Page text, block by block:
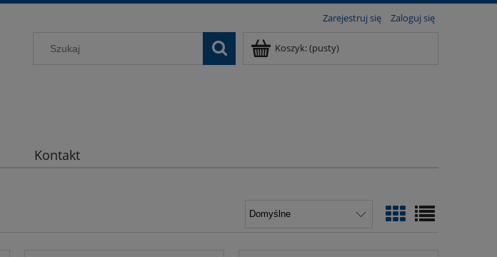
Zarejestruj się Zaloguj się
Koszyk:(pusty)
Kontakt